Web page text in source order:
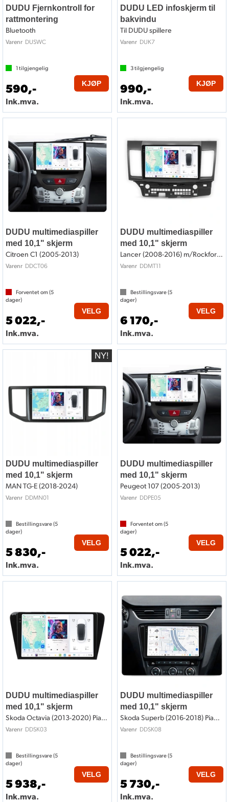
DUDU Fjernkontroll for
rattmontering
Bluetooth
Varenr DUSWC
1 tilgjengelig
590,-
Ink.mva.
KJØP
DUDU LED infoskjerm til
bakvindu
Til DUDU spillere
Varenr DUK7
3tilgjengelig
990,-
Ink.mva.
KJØP
DUDU multimediaspiller
med 10,1" skjerm
Citroen C1 (2005-2013)
Varenr DDCT06
Forventet om (5
dager)
5 022,-
Ink.mva.
VELG
DUDU multimediaspiller
med 10,1" skjerm
Lancer (2008-2016) m/Rockford System
Varenr DDMT11
Bestillingsvare (5
dager)
6 170,-
Ink.mva.
VELG
DUDU multimediaspiller
med 10,1" skjerm
MAN TG-E (2018-2024)
Varenr DDMN01
Bestillingsvare (5
dager)
5 830,-
Ink.mva.
VELG
DUDU multimediaspiller
med 10,1" skjerm
Peugeot 107 (2005-2013)
Varenr DDPE05
Forventet om (5
dager)
5 022,-
Ink.mva.
VELG
DUDU multimediaspiller
med 10,1" skjerm
Skoda Octavia (2013-2020) Pianolakk
Varenr DDSK03
Bestillingsvare (5
dager)
5 938,-
Ink.mva.
VELG
DUDU multimediaspiller
med 10,1" skjerm
Skoda Superb (2016-2018) Pianolakk
Varenr DDSK08
Bestillingsvare (5
dager)
5 730,-
Ink.mva.
VELG